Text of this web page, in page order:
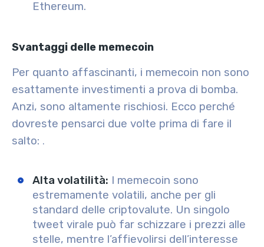
Ethereum.
Svantaggi delle memecoin
Per quanto affascinanti, i memecoin non sono
esattamente investimenti a prova di bomba.
Anzi, sono altamente rischiosi. Ecco perché
dovreste pensarci due volte prima di fare il
salto: .
Alta volatilità: I memecoin sono
estremamente volatili, anche per gli
standard delle criptovalute. Un singolo
tweet virale può far schizzare i prezzi alle
stelle, mentre l’affievolirsi dell’interesse